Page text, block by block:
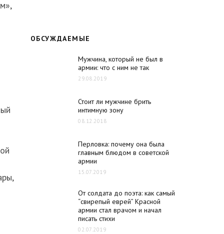
ОБСУЖДАЕМЫЕ
Мужчина, который не был в
армии: что с ним не так
29.08.2019
Стоит ли мужчине брить
интимную зону
08.12.2018
Перловка: почему она была
главным блюдом в советской
армии
15.07.2019
От солдата до поэта: как самый
“свирепый еврей” Красной
армии стал врачом и начал
писать стихи
02.07.2019